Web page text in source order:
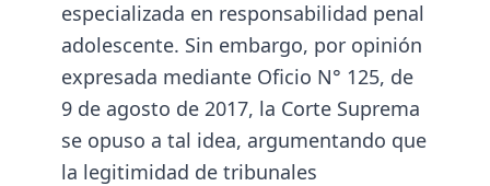
especializada en responsabilidad penal
adolescente. Sin embargo, por opinión
expresada mediante Oficio N° 125, de
9 de agosto de 2017, la Corte Suprema
se opuso a tal idea, argumentando que
la legitimidad de tribunales